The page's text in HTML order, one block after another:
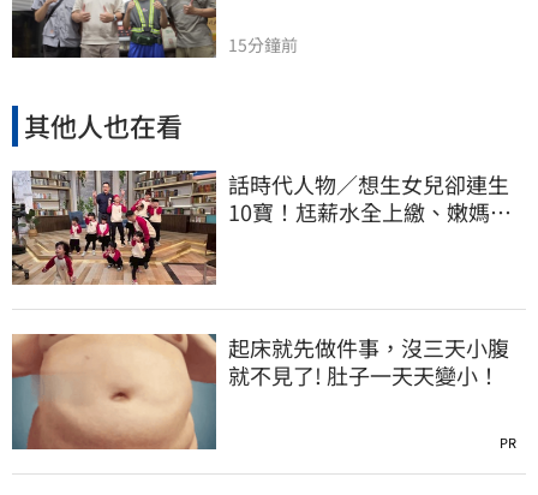
15分鐘前
其他人也在看
話時代人物／想生女兒卻連生
10寶！尪薪水全上繳、嫩媽吐
起床就先做件事，沒三天小腹
就不見了! 肚子一天天變小！
PR